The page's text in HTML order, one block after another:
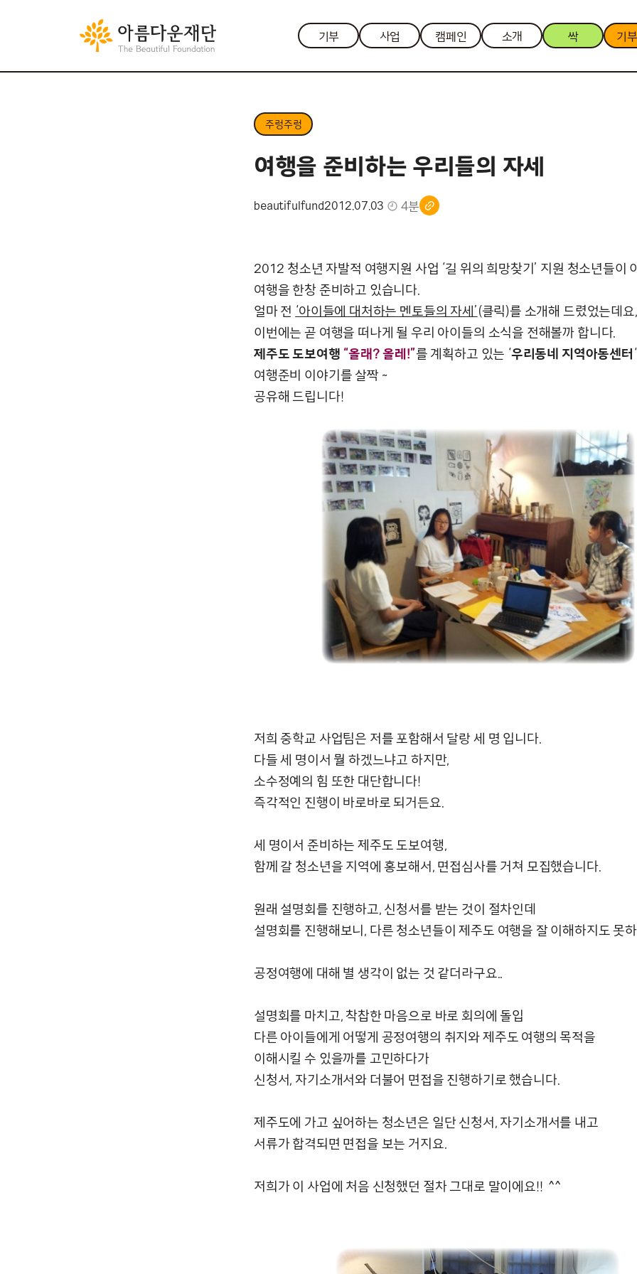
기부 사업 캠페인 소개 싹 기
주렁주렁
여행을 준비하는 우리들의 자세
beautifulfund2012.07.03 4분
2012 청소년 자발적 여행지원 사업 ‘길 위의 희망찾기’ 지원 청소년들이
여행을 한창 준비하고 있습니다.
얼마 전 ‘아이들에 대처하는 멘토들의 자세’(클릭)를 소개해 드렸었는데
이번에는 곧 여행을 떠나게 될 우리 아이들의 소식을 전해볼까 합니다.
제주도 도보여행 “올래? 올레!”를 계획하고 있는 ‘우리동네 지역아동센터
여행준비 이야기를 살짝 ~
공유해 드립니다!
저희 중학교 사업팀은 저를 포함해서 달랑 세 명 입니다.
다들 세 명이서 뭘 하겠느냐고 하지만,
소수정예의 힘 또한 대단합니다!
즉각적인 진행이 바로바로 되거든요.
세 명이서 준비하는 제주도 도보여행,
함께 갈 청소년을 지역에 홍보해서, 면접심사를 거쳐 모집했습니다.
원래 설명회를 진행하고, 신청서를 받는 것이 절차인데
설명회를 진행해보니, 다른 청소년들이 제주도 여행을 잘 이해하지도 못
공정여행에 대해 별 생각이 없는 것 같더라구요..
설명회를 마치고, 착찹한 마음으로 바로 회의에 돌입
다른 아이들에게 어떻게 공정여행의 취지와 제주도 여행의 목적을
이해시킬 수 있을까를 고민하다가
신청서, 자기소개서와 더불어 면접을 진행하기로 했습니다.
제주도에 가고 싶어하는 청소년은 일단 신청서, 자기소개서를 내고
서류가 합격되면 면접을 보는 거지요.
저희가 이 사업에 처음 신청했던 절차 그대로 말이에요!! ^^